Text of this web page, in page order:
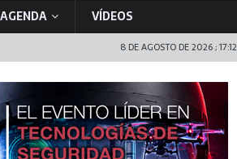
AGENDA VÍDEOS
8 DE AGOSTO DE 2026 ; 17:12